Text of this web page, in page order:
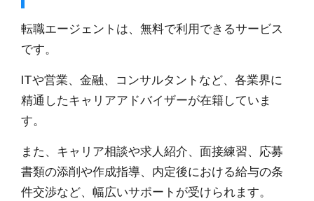
転職エージェントは、無料で利用できるサービス
です。
ITや営業、金融、コンサルタントなど、各業界に
精通したキャリアアドバイザーが在籍していま
す。
また、キャリア相談や求人紹介、面接練習、応募
書類の添削や作成指導、内定後における給与の条
件交渉など、幅広いサポートが受けられます。